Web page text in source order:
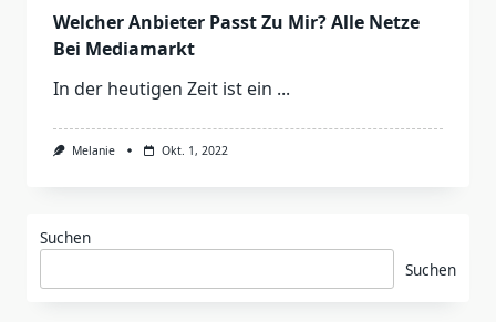
Welcher Anbieter Passt Zu Mir? Alle Netze
Bei Mediamarkt
In der heutigen Zeit ist ein ...
Melanie Okt. 1, 2022
Suchen
Suchen